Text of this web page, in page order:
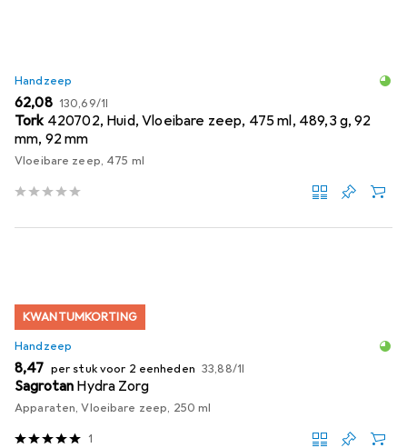
Handzeep
EUR
62,08 EUR
130,69/1l
Tork 420702, Huid, Vloeibare zeep, 475 ml, 489,3 g, 92
mm, 92 mm
Vloeibare zeep, 475 ml
KWANTUMKORTING
Handzeep
EUR
8,47 per stuk voor 2 eenheden EUR
33,88/1l
Sagrotan Hydra Zorg
Apparaten, Vloeibare zeep, 250 ml
1